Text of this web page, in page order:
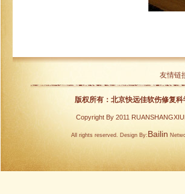
友情链
版权所有：北京快远佳软伤修复科
Copyright By 2011
All rights reserved. Design By: Bailin